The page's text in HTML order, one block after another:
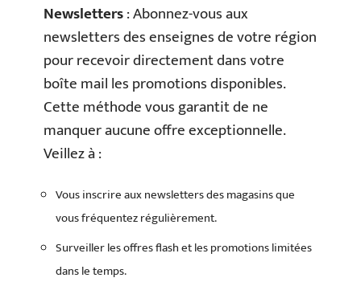
Newsletters: Abonnez-vous aux
newsletters des enseignes de votre région
pour recevoir directement dans votre
boîte mail les promotions disponibles.
Cette méthode vous garantit de ne
manquer aucune offre exceptionnelle.
Veillez à :
Vous inscrire aux newsletters des magasins que
vous fréquentez régulièrement.
Surveiller les offres flash et les promotions limitées
dans le temps.